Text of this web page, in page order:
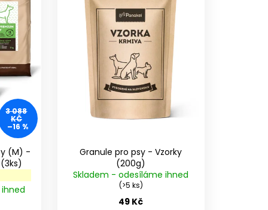
3 088
KČ
–16 %
(M) -
Granule pro psy - Vzorky
(200g)
Skladem - odesíláme ihned
(>5 ks)
49 Kč